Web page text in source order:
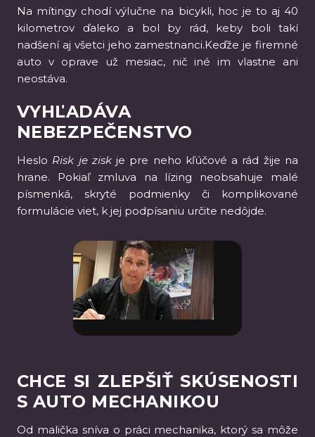
Na mítingy chodí výlučne na bicykli, hoc je to aj 40
kilometrov ďaleko a bol by rád, keby boli takí
nadšení aj všetci jeho zamestnanci.Keďže je firemné
auto v oprave už mesiac, nič iné im vlastne ani
neostáva.
VYHĽADÁVA
NEBEZPEČENSTVO
Heslo Risk je ziskje pre neho kľúčové a rád žije na
hrane. Pokiaľ zmluva na lízing neobsahuje malé
písmenká, skryté podmienky či komplikované
formulácie viet, k jej podpísaniu určite nedôjde.
CHCE SI ZLEPŠIŤ SKÚSENOSTI
S AUTO MECHANIKOU
Od malička sníva o práci mechanika, ktorý sa môže